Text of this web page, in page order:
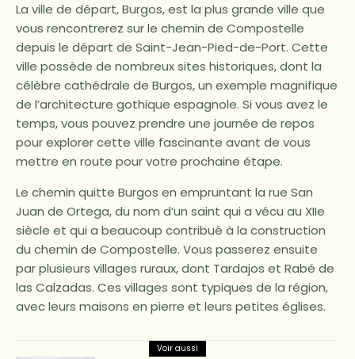
La ville de départ, Burgos, est la plus grande ville que
vous rencontrerez sur le chemin de Compostelle
depuis le départ de Saint-Jean-Pied-de-Port. Cette
ville possède de nombreux sites historiques, dont la
célèbre cathédrale de Burgos, un exemple magnifique
de l’architecture gothique espagnole. Si vous avez le
temps, vous pouvez prendre une journée de repos
pour explorer cette ville fascinante avant de vous
mettre en route pour votre prochaine étape.
Le chemin quitte Burgos en empruntant la rue San
Juan de Ortega, du nom d’un saint qui a vécu au XIIe
siècle et qui a beaucoup contribué à la construction
du chemin de Compostelle. Vous passerez ensuite
par plusieurs villages ruraux, dont Tardajos et Rabé de
las Calzadas. Ces villages sont typiques de la région,
avec leurs maisons en pierre et leurs petites églises.
Voir aussi